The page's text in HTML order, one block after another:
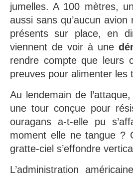
jumelles. A 100 mètres,
aussi sans qu’aucun
présents sur place, en
viennent de voir à une
rendre compte que leurs
preuves pour alimenter les
Au lendemain de
une tour conçue pour
ouragans a-t-elle pu
moment elle ne tangue ?
gratte-ciel s’effondre
L’administration